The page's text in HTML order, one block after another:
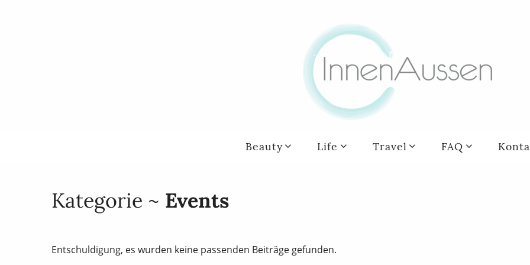
Beauty Life Travel FAQ
Kategorie ~ Events
Entschuldigung, es wurden keine passenden Beiträge gefunden.